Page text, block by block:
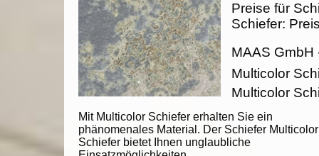
Mit Multicolor Schiefer erhalten Sie ein
phänomenales Material. Der Schiefer Multicolor
Schiefer bietet Ihnen unglaubliche
Preise für
Schiefer:
MAAS GmbH
Multicolor
Multicolor